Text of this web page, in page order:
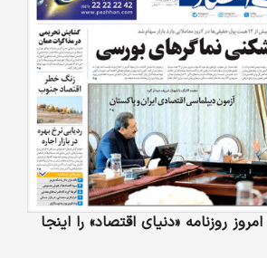
روزنامه «دنیای‌ اقتصاد» را اینجا